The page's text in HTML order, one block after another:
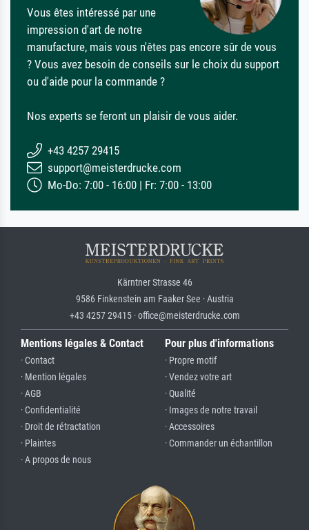
Vous êtes intéressé par une
impression d'art de notre
manufacture, mais vous n'êtes pas encore sûr de vous
? Vous avez besoin de conseils sur le choix du support
ou d'aide pour la commande ?
Nos experts se feront un plaisir de vous aider.
+43 4257 29415
support@meisterdrucke.com
Mo-Do: 7:00 - 16:00 | Fr: 7:00 - 13:00
Kärntner Strasse 46
9586 Finkenstein am Faaker See · Austria
+43 4257 29415 · office@meisterdrucke.com
Mentions légales & Contact
· Contact
· Mention légales
· AGB
· Confidentialité
· Droit de rétractation
· Plaintes
· A propos de nous
Pour plus d'informations
· Propre motif
· Vendez votre art
· Qualité
· Images de notre travail
· Accessoires
· Commander un échantillon